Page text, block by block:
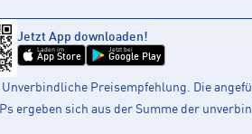
Jetzt App downloaden!
Laden im
App Store
Jetzt bei
Google Play
Unverbindliche Preisempfehlung. Die
ergeben sich aus der Summe der